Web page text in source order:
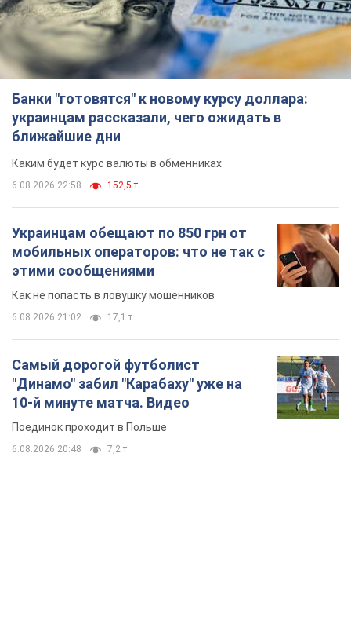
Каким будет курс валюты в обменниках
6.08.2026 22:58 152,5 т.
Украинцам обещают по 850 грн от
мобильных операторов: что не так с
этими сообщениями
Как не попасть в ловушку мошенников
6.08.2026 21:02 17,1 т.
Самый дорогой футболист
"Динамо" забил "Карабаху" уже на
10-й минуте матча. Видео
Поединок проходит в Польше
6.08.2026 20:48 7,2 т.